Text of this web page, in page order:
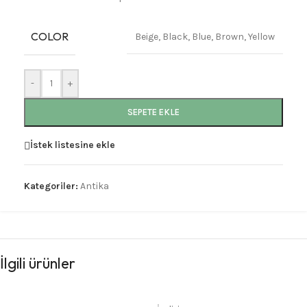
COLOR Beige, Black, Blue, Brown,Yellow
- +
SEPETE EKLE
İstek listesine ekle
Kategoriler: Antika
İlgili ürünler